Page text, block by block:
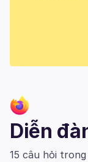
Diễn
15 câu hỏi